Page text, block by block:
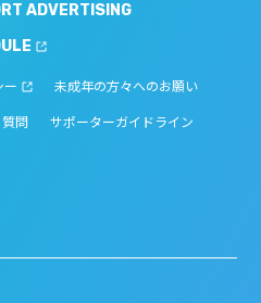
ADVERTISING
ー 未成年の方々へのお願い
問 サポーターガイドライン